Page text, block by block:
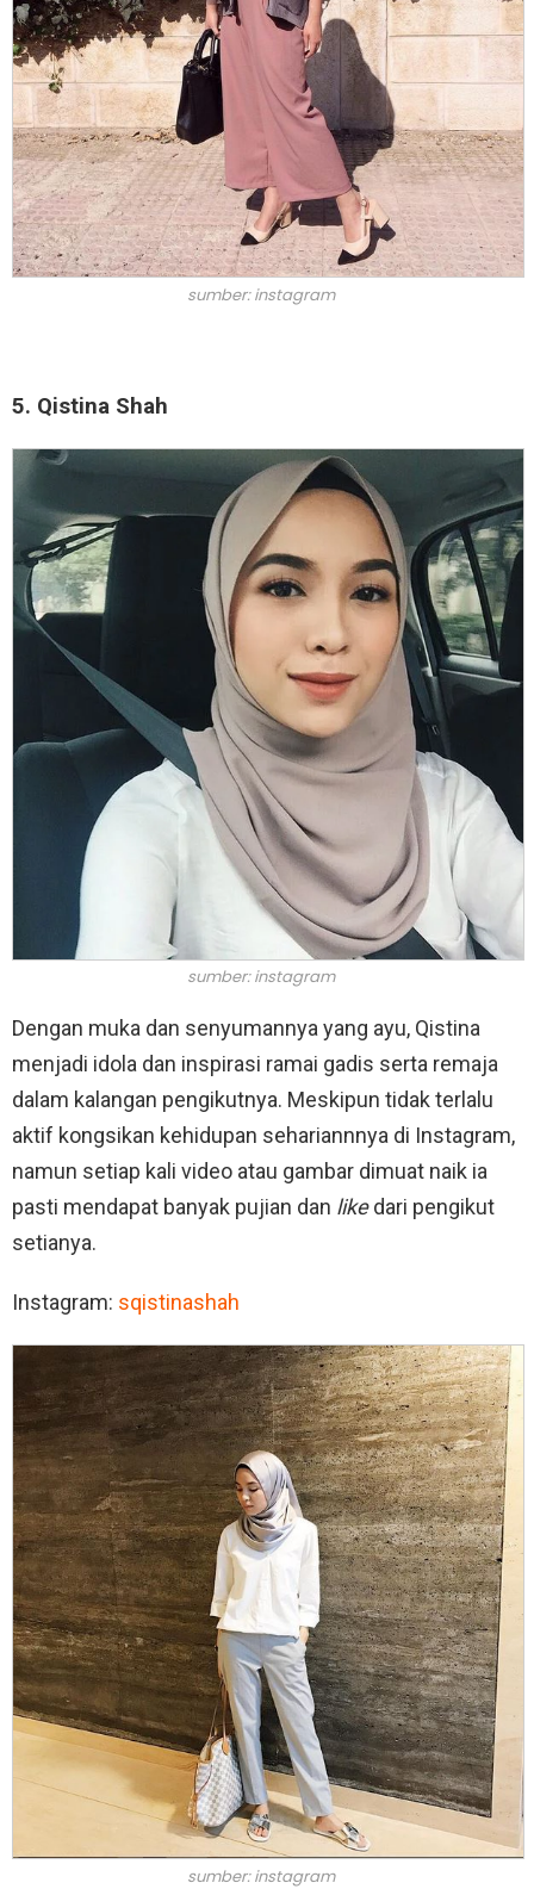
sumber: instagram
5. Qistina Shah
sumber: instagram
Dengan muka dan senyumannya yang ayu, Qistina
menjadi idola dan inspirasi ramai gadis serta remaja
dalam kalangan pengikutnya. Meskipun tidak terlalu
aktif kongsikan kehidupan sehariannnya di Instagram,
namun setiap kali video atau gambar dimuat naik ia
pasti mendapat banyak pujian dan likedari pengikut
setianya.
Instagram: sqistinashah
sumber: instagram